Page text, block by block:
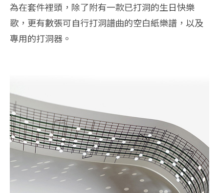
為在套件裡頭，除了附有一款已打洞的生日快樂
歌，更有數張可自行打洞譜曲的空白紙樂譜，以及
專用的打洞器。